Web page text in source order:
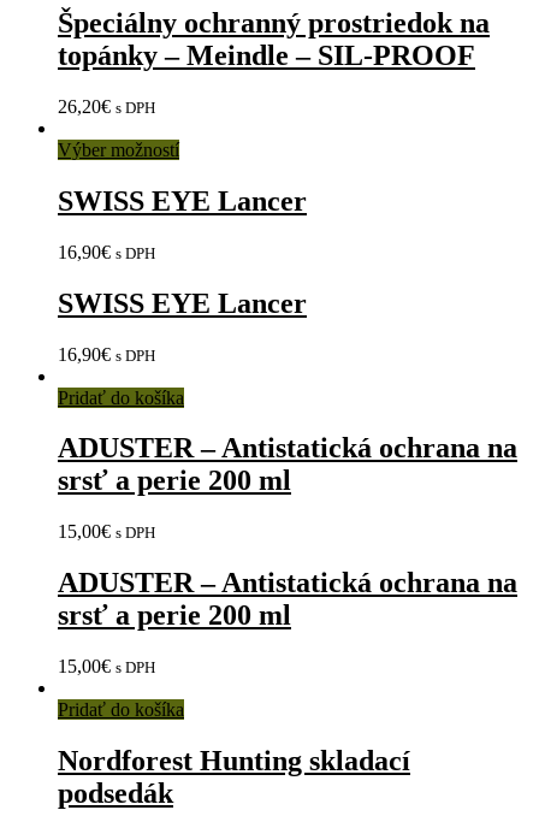
Špeciálny ochranný prostriedok na
topánky – Meindle – SIL-PROOF
26,20€ s DPH
Výber možností
SWISS EYE Lancer
16,90€ s DPH
SWISS EYE Lancer
16,90€ s DPH
Pridať do košíka
ADUSTER – Antistatická ochrana na
srsť a perie 200 ml
15,00€ s DPH
ADUSTER – Antistatická ochrana na
srsť a perie 200 ml
15,00€ s DPH
Pridať do košíka
Nordforest Hunting skladací
podsedák